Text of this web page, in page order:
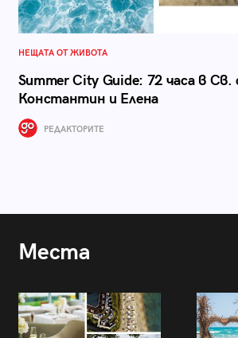
НЕЩАТА ОТ ЖИВОТА
Summer City Guide: 72 часа в Св.
Константин и Елена
РЕДАКТОРИТЕ
Места